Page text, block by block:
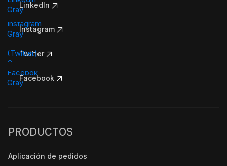
LinkedIn
Instagram
Twitter
Facebook
PRODUCTOS
Aplicación de pedidos